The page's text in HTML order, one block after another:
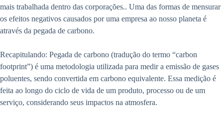
mais trabalhada dentro das corporações.. Uma das formas de mensurar
os efeitos negativos causados por uma empresa ao nosso planeta é
através da pegada de carbono.
Recapitulando: Pegada de carbono (tradução do termo “carbon
footprint”) é uma metodologia utilizada para medir a emissão de gases
poluentes, sendo convertida em carbono equivalente. Essa medição é
feita ao longo do ciclo de vida de um produto, processo ou de um
serviço, considerando seus impactos na atmosfera.